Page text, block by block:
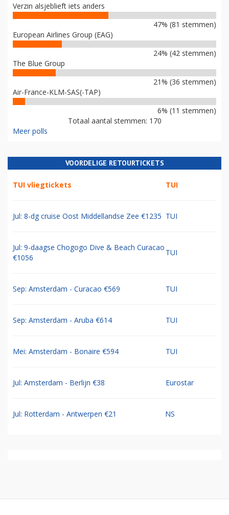
Verzin alsjeblieft iets anders
47% (81 stemmen)
European Airlines Group (EAG)
24% (42 stemmen)
The Blue Group
21% (36 stemmen)
Air-France-KLM-SAS(-TAP)
6% (11 stemmen)
Totaal aantal stemmen: 170
Meer polls
VOORDELIGE RETOURTICKETS
TUI vliegtickets TUI
Jul: 8-dg cruise Oost Middellandse Zee €1235 TUI
Jul: 9-daagse Chogogo Dive & Beach Curacao
€1056
TUI
Sep: Amsterdam - Curacao €569 TUI
Sep: Amsterdam - Aruba €614 TUI
Mei: Amsterdam - Bonaire €594 TUI
Jul: Amsterdam - Berlijn €38 Eurostar
Jul: Rotterdam - Antwerpen €21 NS